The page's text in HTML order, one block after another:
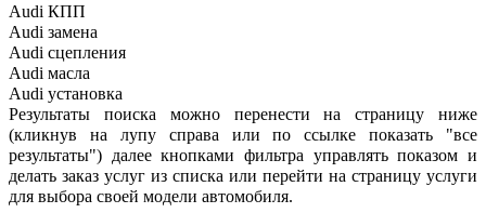
Audi КПП
Audi замена
Audi сцепления
Audi масла
Audi установка
Результаты поиска можно перенести на страницу ниже
(кликнув на лупу справа или по ссылке показать "все
результаты") далее кнопками фильтра управлять показом и
делать заказ услуг из списка или перейти на страницу услуги
для выбора своей модели автомобиля.